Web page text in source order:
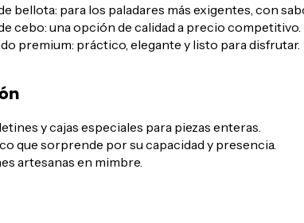
bellota: para los paladares más exigentes, con
cebo: una opción de calidad a precio competitivo.
premium: práctico, elegante y listo para disfrutar.
y cajas especiales para piezas enteras.
que sorprende por su capacidad y presencia.
artesanas en mimbre.